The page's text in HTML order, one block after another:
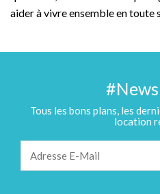
aider à vivre ensemble en toute
Tous les bons plans, les
location